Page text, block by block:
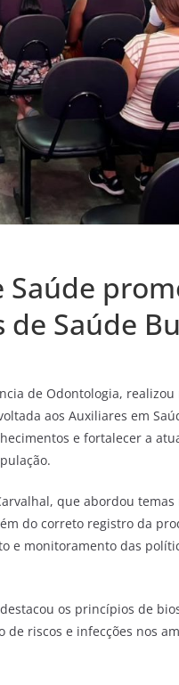
Saúde
Saúde
de Odontologia, realizou
aos Auxiliares em
e fortalecer a
que abordou temas
do correto registro da
e monitoramento das
os princípios de
riscos e infecções nos